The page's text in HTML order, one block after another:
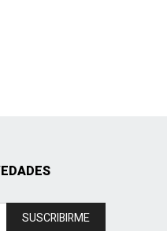
SUSCRIBIRME